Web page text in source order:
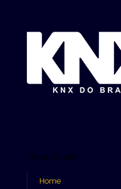
Mapa do site
Home